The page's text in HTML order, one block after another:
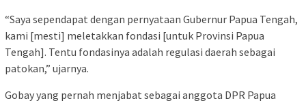
“Saya sependapat dengan pernyataan Gubernur Papua Tengah,
kami [mesti] meletakkan fondasi [untuk Provinsi Papua
Tengah]. Tentu fondasinya adalah regulasi daerah sebagai
patokan,” ujarnya.
Gobay yang pernah menjabat sebagai anggota DPR Papua